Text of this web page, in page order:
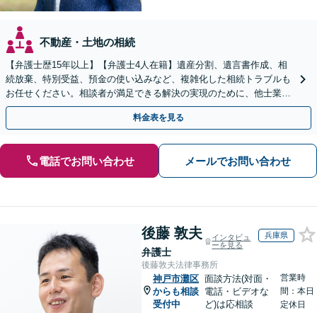
不動産・土地の相続
【弁護士歴15年以上】【弁護士4人在籍】遺産分割、遺言書作成、相
続放棄、特別受益、預金の使い込みなど、複雑化した相続トラブルも
お任せください。相談者が満足できる解決の実現のために、他士業と
連携し最善を尽くします【完全個室】
料金表を見る
電話でお問い合わせ メールでお問い合わせ
後藤 敦夫
弁護士
インタビュ
ーを見る
兵庫県
後藤敦夫法律事務所
神戸市灘区
からも相談
受付中
面談方法(対面・
電話・ビデオな
ど)は応相談
営業時
間：本日
定休日